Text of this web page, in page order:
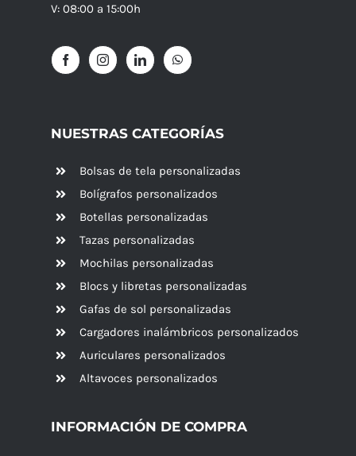
V: 08:00 a 15:00h
NUESTRAS CATEGORÍAS
Bolsas de tela personalizadas
Bolígrafos personalizados
Botellas personalizadas
Tazas personalizadas
Mochilas personalizadas
Blocs y libretas personalizadas
Gafas de sol personalizadas
Cargadores inalámbricos personalizados
Auriculares personalizados
Altavoces personalizados
INFORMACIÓN DE COMPRA